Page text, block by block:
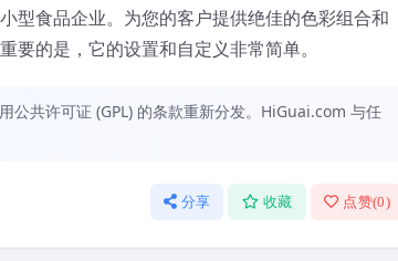
型食品企业。为您的客户提供绝佳的色彩组合和
的是，它的设置和自定义非常简单。
公共许可证 (GPL) 的条款重新分发。HiGuai.com 与任
分享 收藏 点赞(0)